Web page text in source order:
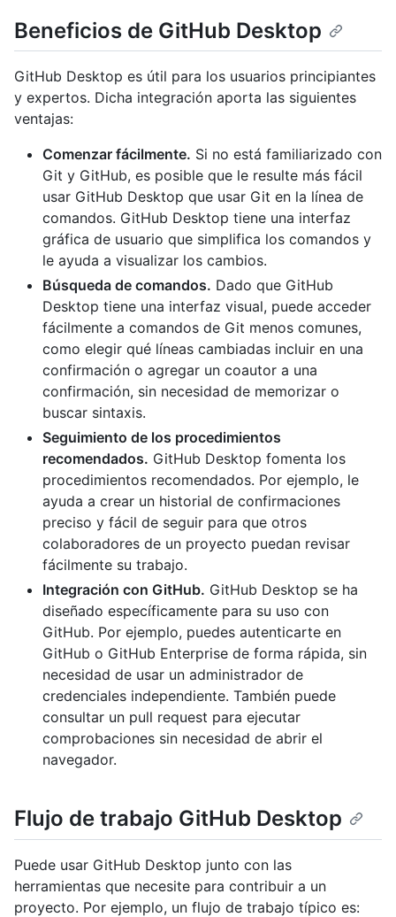
Beneficios de GitHub Desktop
GitHub Desktop es útil para los usuarios principiantes
y expertos. Dicha integración aporta las siguientes
ventajas:
Comenzar fácilmente. Si no está familiarizado con
Git y GitHub, es posible que le resulte más fácil
usar GitHub Desktop que usar Git en la línea de
comandos. GitHub Desktop tiene una interfaz
gráfica de usuario que simplifica los comandos y
le ayuda a visualizar los cambios.
Búsqueda de comandos. Dado que GitHub
Desktop tiene una interfaz visual, puede acceder
fácilmente a comandos de Git menos comunes,
como elegir qué líneas cambiadas incluir en una
confirmación o agregar un coautor a una
confirmación, sin necesidad de memorizar o
buscar sintaxis.
Seguimiento de los procedimientos
recomendados. GitHub Desktop fomenta los
procedimientos recomendados. Por ejemplo, le
ayuda a crear un historial de confirmaciones
preciso y fácil de seguir para que otros
colaboradores de un proyecto puedan revisar
fácilmente su trabajo.
Integración con GitHub. GitHub Desktop se ha
diseñado específicamente para su uso con
GitHub. Por ejemplo, puedes autenticarte en
GitHub o GitHub Enterprise de forma rápida, sin
necesidad de usar un administrador de
credenciales independiente. También puede
consultar un pull request para ejecutar
comprobaciones sin necesidad de abrir el
navegador.
Flujo de trabajo GitHub Desktop
Puede usar GitHub Desktop junto con las
herramientas que necesite para contribuir a un
proyecto. Por ejemplo, un flujo de trabajo típico es: